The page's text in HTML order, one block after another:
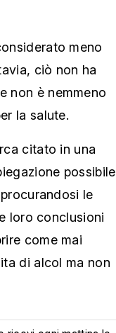
meno
ciò non ha
non è nemmeno
la salute.
citato in una
possibile
le
loro conclusioni
come mai
di alcol ma non